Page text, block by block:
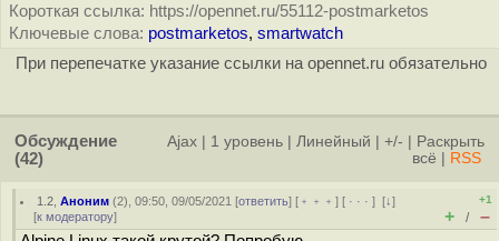
Короткая ссылка: https://opennet.ru/55112-postmarketos
Ключевые слова: postmarketos, smartwatch
При перепечатке указание ссылки на opennet.ru обязательно
Обсуждение
(42)
Ajax 1 уровень Линейный +/-
Раскрыть
всё
RSS
1.2 ,Аноним (2), 09:50, 09/05/2021 [ответить] [ ﹢﹢﹢] [ · · ·][↓]
[к модератору]
+1
+ / –